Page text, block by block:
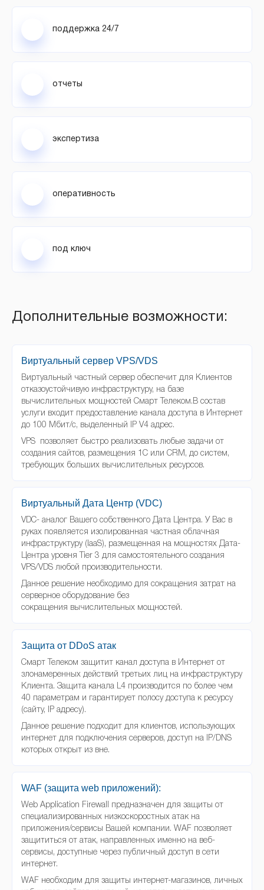
поддержка 24/7
отчеты
экспертиза
оперативность
под ключ
Дополнительные возможности:
Виртуальный сервер VPS/VDS
Виртуальный частный сервер обеспечит для Клиентов
отказоустойчивую инфраструктуру, на базе
вычислительных мощностей Смарт Телеком.В состав
услуги входит предоставление канала доступа в Интернет
до 100 Мбит/с, выделенный IP V4 адрес.
VPS позволяет быстро реализовать любые задачи от
создания сайтов, размещения 1С или CRM, до систем,
требующих больших вычислительных ресурсов.
Виртуальный Дата Центр (VDC)
VDC- аналог Вашего собственного Дата Центра. У Вас в
руках появляется изолированная частная облачная
инфраструктуру (IaaS), размещенная на мощностях Дата-
Центра уровня Tier 3 для самостоятельного создания
VPS/VDS любой производительности.
Данное решение необходимо для сокращения затрат на
серверное оборудование без
сокращения вычислительных мощностей.
Защита от DDoS атак
Смарт Телеком защитит канал доступа в Интернет от
злонамеренных действий третьих лиц на инфраструктуру
Клиента. Защита канала L4 производится по более чем
40 параметрам и гарантирует полосу доступа к ресурсу
(сайту, IP адресу).
Данное решение подходит для клиентов, использующих
интернет для подключения серверов, доступ на IP/DNS
которых открыт из вне.
WAF (защита web приложений):
Web Application Firewall предназначен для защиты от
специализированных низкоскоростных атак на
приложения/сервисы Вашей компании. WAF позволяет
защититься от атак, направленных именно на веб-
сервисы, доступные через публичный доступ в сети
интернет.
WAF необходим для защиты интернет-магазинов, личных